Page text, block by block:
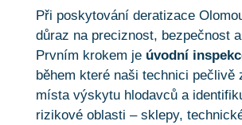
Při poskytování deratizace
důraz na preciznost, bezpečnost
Prvním krokem je úvodní
během které naši technici pečlivě
místa výskytu hlodavců a
rizikové oblasti – sklepy,